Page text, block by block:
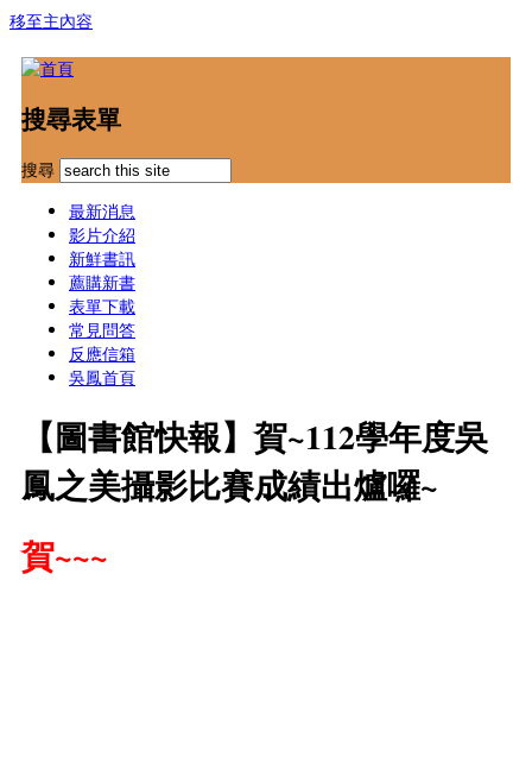
移至主內容
搜尋表單
搜尋
最新消息
影片介紹
新鮮書訊
薦購新書
表單下載
常見問答
反應信箱
吳鳳首頁
【圖書館快報】賀~112學年度吳
鳳之美攝影比賽成績出爐囉~
賀~~~